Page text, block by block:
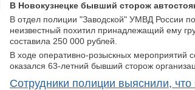
В Новокузнецке бывший сторож
В отдел полиции "Заводской" УМВД России
неизвестный похитил принадлежащий ему
составила 250 000 рублей.
В ходе оперативно-розыскных мероприятий
оказался 63-летний бывший сторож
Сотрудники полиции выяснили,